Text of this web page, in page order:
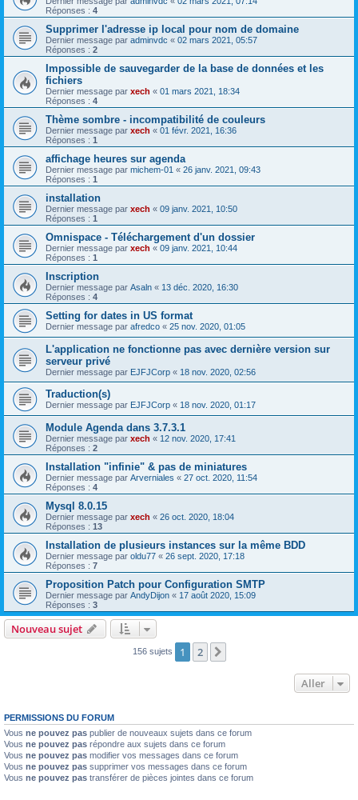
Réponses : 4
Supprimer l'adresse ip local pour nom de domaine
Dernier message par adminvdc « 02 mars 2021, 05:57
Réponses : 2
Impossible de sauvegarder de la base de données et les
fichiers
Dernier message par xech « 01 mars 2021, 18:34
Réponses : 4
Thème sombre - incompatibilité de couleurs
Dernier message par xech « 01 févr. 2021, 16:36
Réponses : 1
affichage heures sur agenda
Dernier message par michem-01 « 26 janv. 2021, 09:43
Réponses : 1
installation
Dernier message par xech « 09 janv. 2021, 10:50
Réponses : 1
Omnispace - Téléchargement d'un dossier
Dernier message par xech « 09 janv. 2021, 10:44
Réponses : 1
Inscription
Dernier message par Asaln « 13 déc. 2020, 16:30
Réponses : 4
Setting for dates in US format
Dernier message par afredco « 25 nov. 2020, 01:05
L'application ne fonctionne pas avec dernière version sur
serveur privé
Dernier message par EJFJCorp « 18 nov. 2020, 02:56
Traduction(s)
Dernier message par EJFJCorp « 18 nov. 2020, 01:17
Module Agenda dans 3.7.3.1
Dernier message par xech « 12 nov. 2020, 17:41
Réponses : 2
Installation "infinie" & pas de miniatures
Dernier message par Arverniales « 27 oct. 2020, 11:54
Réponses : 4
Mysql 8.0.15
Dernier message par xech « 26 oct. 2020, 18:04
Réponses : 13
Installation de plusieurs instances sur la même BDD
Dernier message par oldu77 « 26 sept. 2020, 17:18
Réponses : 7
Proposition Patch pour Configuration SMTP
Dernier message par AndyDijon « 17 août 2020, 15:09
Réponses : 3
Nouveau sujet
156 sujets 1 2
Aller
PERMISSIONS DU FORUM
Vous ne pouvez pas publier de nouveaux sujets dans ce forum
Vous ne pouvez pas répondre aux sujets dans ce forum
Vous ne pouvez pas modifier vos messages dans ce forum
Vous ne pouvez pas supprimer vos messages dans ce forum
Vous ne pouvez pas transférer de pièces jointes dans ce forum